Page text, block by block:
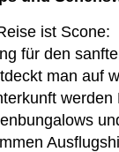
ist Scone:
für den
man auf
werden